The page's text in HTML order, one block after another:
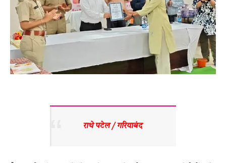
राधे पटेल / गरियाबंद